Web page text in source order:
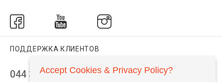
ПОДДЕРЖКА КЛИЕНТОВ
044 392 44 45
Accept Cookies & Privacy Policy?